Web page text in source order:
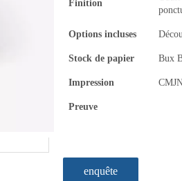
Finition
Options incluses
Stock de papier Bux
Impression
Preuve
enquête